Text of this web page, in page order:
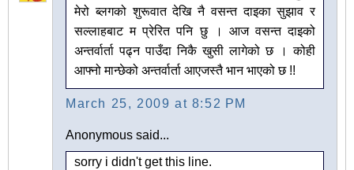
मेरो ब्लगको शुरूवात देखि नै वसन्त दाइका सुझाव र
सल्लाहबाट म प्रेरित पनि छु । आज वसन्त दाइको
अन्तर्वार्ता पढ्न पाउँदा निकै खुसी लागेको छ । कोही
आफ्नो मान्छेको अन्तर्वार्ता आएजस्तै भान भाएको छ !!
March 25, 2009 at 8:52 PM
Anonymous said...
sorry i didn't get this line.